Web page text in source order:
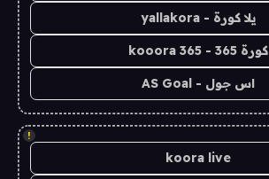
يلا كورة - yallakora
كورة 365 - kooora 365
اس جول - AS Goal
!
koora live